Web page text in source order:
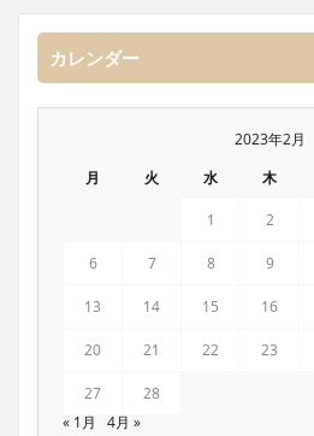
カレンダー
2023年2月
月
火 水 木
1 2
6 7 8 9
13 14 15 16
20 21 22 23
27
28
« 1月
4月 »